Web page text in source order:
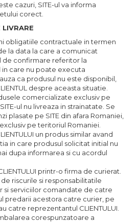
cazuri, SITE-ul va informa
corect.
obligatiile contractuale in termen
la data la care a comunicat
de confirmare referitor la
in care nu poate executa
ca produsul nu este disponibil,
despre aceasta situatie.
comercializate exclusiv pe
ul nu livreaza in strainatate. Se
plasate pe SITE din afara Romaniei,
pe teritoriul Romaniei.
un produs similar avand
in care produsul solicitat initial nu
dupa informarea si cu acordul
printr-o firma de curierat.
de riscurile si responsabilitatile
si serviciilor comandate de catre
predarii acestora catre curier, pe
catre reprezentantul CLIENTULUI.
corespunzatoare a